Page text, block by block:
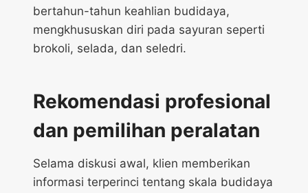
bertahun-tahun keahlian budidaya,
mengkhususkan diri pada sayuran seperti
brokoli, selada, dan seledri.
Rekomendasi profesional
dan pemilihan peralatan
Selama diskusi awal, klien memberikan
informasi terperinci tentang skala budidaya